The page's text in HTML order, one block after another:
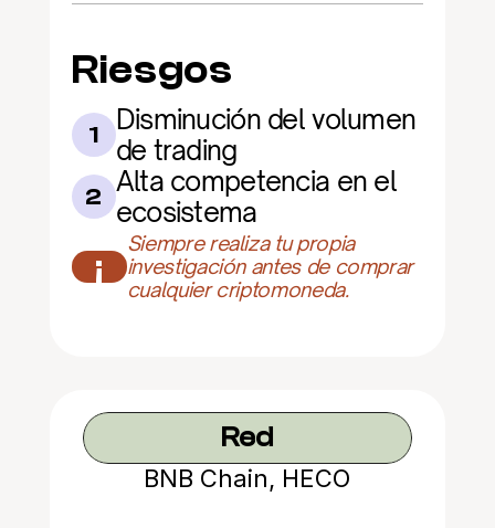
Riesgos
1
Disminución del volumen
de trading
2 Alta competencia en el
ecosistema
¡
Siempre realiza tu propia
investigación antes de comprar
cualquier criptomoneda.
Red
BNB Chain, HECO